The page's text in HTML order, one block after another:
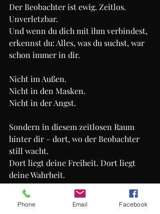
Der Beobachter ist ewig. Zeitlos.
Unverletzbar.
Und wenn du dich mit ihm verbindest,
erkennst du: Alles, was du suchst, war
schon immer in dir.
Nicht im Außen.
Nicht in den Masken.
Nicht in der Angst.
Sondern in diesem zeitlosen Raum
hinter dir – dort, wo der Beobachter
still wacht.
Dort liegt deine Freiheit. Dort liegt
deine Wahrheit.
Und dort beginnt das wahre Leben.
Selbstfindung WachstumHigher Self
Transformation
MindsetSinn des LebensVertrauen
Phone Email Facebook